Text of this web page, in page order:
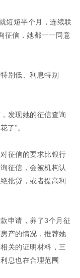
短短半个月，连续联
征信，她都一一同意
别低、利息特别
发现她的征信查询
了”。
征信的要求比银行
征信，会被机构认
批贷，或者提高利
申请，养了3个月征
产的情况，推荐她
关的证明材料，三
息也在合理范围